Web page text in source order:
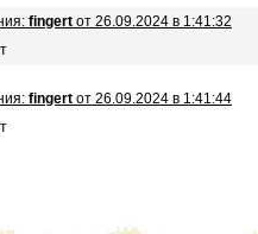
fingert от 26.09.2024 в 1:41:32
fingert от 26.09.2024 в 1:41:44